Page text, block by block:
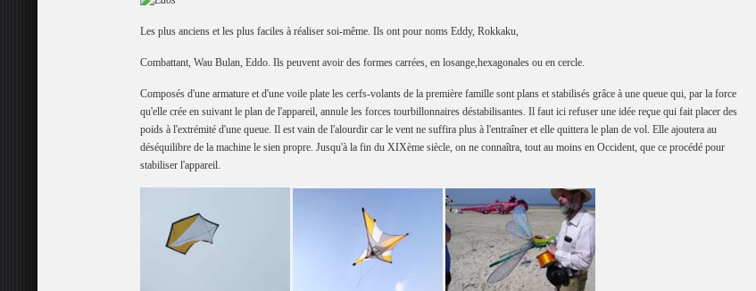
Les plus anciens et les plus faciles à réaliser soi-même. Ils ont pour noms Eddy, Rokkaku,
Combattant, Wau Bulan, Eddo. Ils peuvent avoir des formes carrées, en losange,hexagonales ou en cercle.
Composés d'une armature et d'une voile plate les cerfs-volants de la première famille sont plans et stabilisés grâce à une queue qui, par la force
qu'elle crée en suivant le plan de l'appareil, annule les forces tourbillonnaires déstabilisantes. Il faut ici refuser une idée reçue qui fait placer des
poids à l'extrémité d'une queue. Il est vain de l'alourdir car le vent ne suffira plus à l'entraîner et elle quittera le plan de vol. Elle ajoutera au
déséquilibre de la machine le sien propre. Jusqu'à la fin du XIXème siècle, on ne connaîtra, tout au moins en Occident, que ce procédé pour
stabiliser l'appareil.